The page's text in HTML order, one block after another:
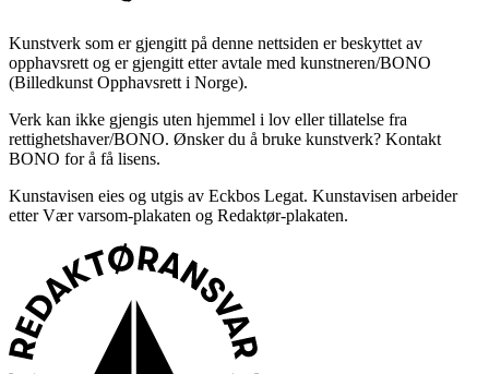
Kunstverk som er gjengitt på denne nettsiden er beskyttet av
opphavsrett og er gjengitt etter avtale med kunstneren/BONO
(Billedkunst Opphavsrett i Norge).
Verk kan ikke gjengis uten hjemmel i lov eller tillatelse fra
rettighetshaver/BONO. Ønsker du å bruke kunstverk? Kontakt
BONO for å få lisens.
Kunstavisen eies og utgis av Eckbos Legat. Kunstavisen arbeider
etter Vær varsom-plakaten og Redaktør-plakaten.